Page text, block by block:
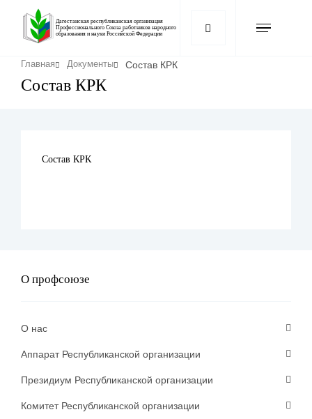
Перейти
основному
Дагестанская республиканская организация
Профессионального Союза работников народного
образования и науки Российской Федерации
Строка
навигации
Главная Документы Состав КРК
Состав КРК
Состав КРК
О профсоюзе
О нас
Аппарат Республиканской организации
Президиум Республиканской организации
Комитет Республиканской организации